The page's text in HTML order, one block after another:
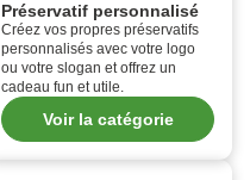
Préservatif personnalisé
Créez vos propres préservatifs
personnalisés avec votre logo
ou votre slogan et offrez un
cadeau fun et utile.
Voir la catégorie